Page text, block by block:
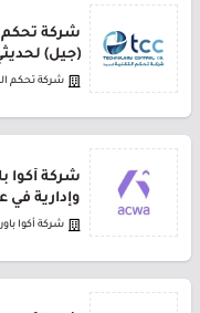
شركة تحكم
(جيل)
شركة تحكم
شركة أكوا
وإدارية في
شركة أكوا باور